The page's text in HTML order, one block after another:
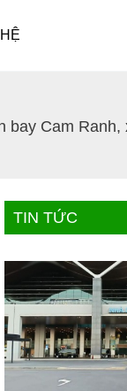
bay Cam Ranh,
TIN TỨC